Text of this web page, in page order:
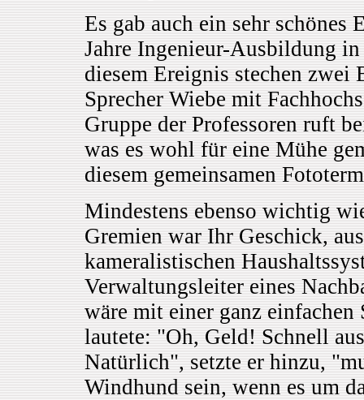
Es gab auch ein sehr
Jahre Ingenieur-Ausbildung
diesem Ereignis stechen
Sprecher Wiebe mit
Gruppe der Professoren ruft
was es wohl für eine Mühe
diesem gemeinsamen
Mindestens ebenso wichtig
Gremien war Ihr Geschick,
kameralistischen
Verwaltungsleiter eines
wäre mit einer ganz
lautete: "Oh, Geld! Schnell
Natürlich", setzte er hinzu,
Windhund sein, wenn es um